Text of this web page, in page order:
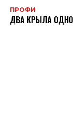
ПРОФИ
ДВА КРЫЛА